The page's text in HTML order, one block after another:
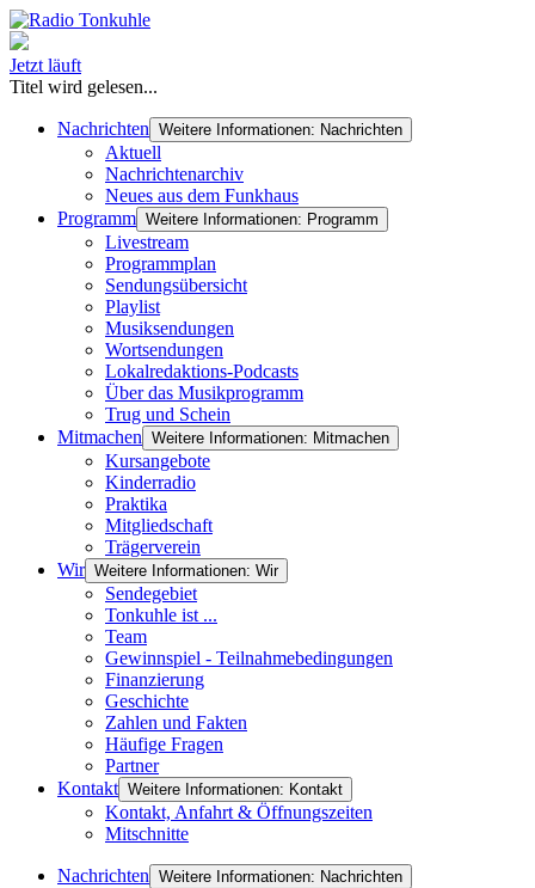
Jetzt läuft
Titel wird gelesen...
Nachrichten Weitere Informationen: Nachrichten
Aktuell
Nachrichtenarchiv
Neues aus dem Funkhaus
Programm Weitere Informationen: Programm
Livestream
Programmplan
Sendungsübersicht
Playlist
Musiksendungen
Wortsendungen
Lokalredaktions-Podcasts
Über das Musikprogramm
Trug und Schein
Mitmachen Weitere Informationen: Mitmachen
Kursangebote
Kinderradio
Praktika
Mitgliedschaft
Trägerverein
Wir Weitere Informationen: Wir
Sendegebiet
Tonkuhle ist ...
Team
Gewinnspiel - Teilnahmebedingungen
Finanzierung
Geschichte
Zahlen und Fakten
Häufige Fragen
Partner
Kontakt Weitere Informationen: Kontakt
Kontakt, Anfahrt & Öffnungszeiten
Mitschnitte
Nachrichten Weitere Informationen: Nachrichten